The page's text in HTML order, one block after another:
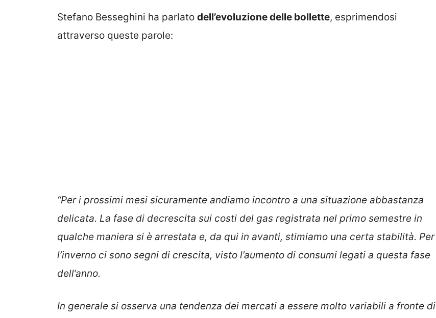
Stefano Besseghini ha parlato dell’evoluzione delle bollette, esprimendosi
attraverso queste parole:
“Per i prossimi mesi sicuramente andiamo incontro a una situazione abbastanza
delicata. La fase di decrescita sui costi del gas registrata nel primo semestre in
qualche maniera si è arrestata e, da qui in avanti, stimiamo una certa stabilità. Per
l’inverno ci sono segni di crescita, visto l’aumento di consumi legati a questa fase
dell’anno.
In generale si osserva una tendenza dei mercati a essere molto variabili a fronte di